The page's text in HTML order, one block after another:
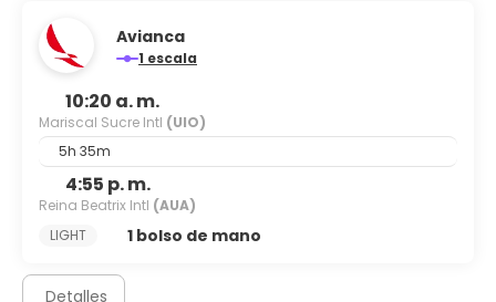
Avianca
1 escala
10:20 a. m.
Mariscal Sucre Intl (UIO)
5h 35m
4:55 p. m.
Reina Beatrix Intl (AUA)
LIGHT
1 bolso de mano
Detalles